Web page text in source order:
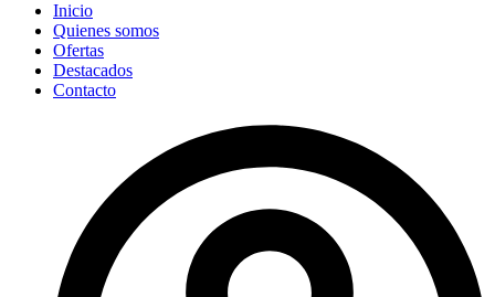
Inicio
Quienes somos
Ofertas
Destacados
Contacto